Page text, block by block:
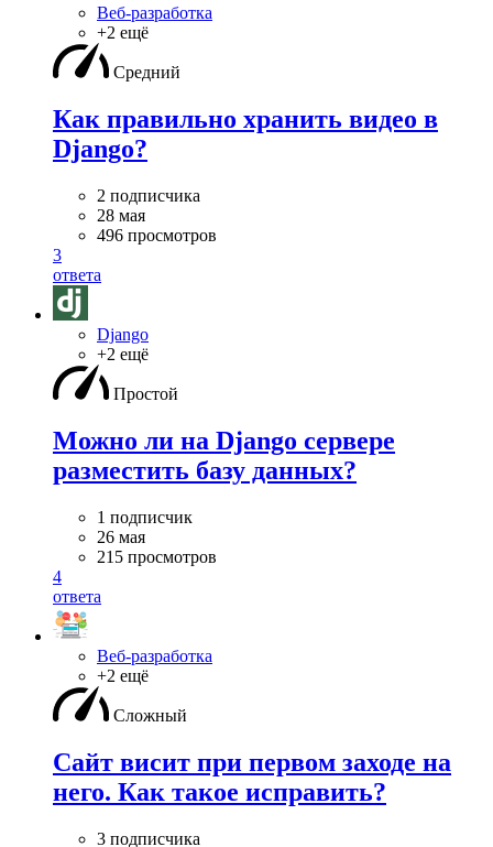
Веб-разработка
+2 ещё
Средний
Как правильно хранить видео в
Django?
2 подписчика
28 мая
496 просмотров
3
ответа
Django
+2 ещё
Простой
Можно ли на Django сервере
разместить базу данных?
1 подписчик
26 мая
215 просмотров
4
ответа
Веб-разработка
+2 ещё
Сложный
Сайт висит при первом заходе на
него. Как такое исправить?
3 подписчика